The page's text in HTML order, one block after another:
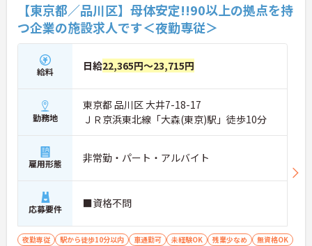
【東京都／品川区】母体安定!!90以上の拠点を持
つ企業の施設求人です＜夜勤専従＞
給料 日給22,365円～23,715円
勤務地
東京都 品川区 大井7-18-17
ＪＲ京浜東北線「大森(東京)駅」徒歩10分
雇用形態 非常勤・パート・アルバイト
応募要件 ■資格不問
夜勤専従 駅から徒歩10分以内 車通勤可 未経験OK 残業少なめ
無資格OK